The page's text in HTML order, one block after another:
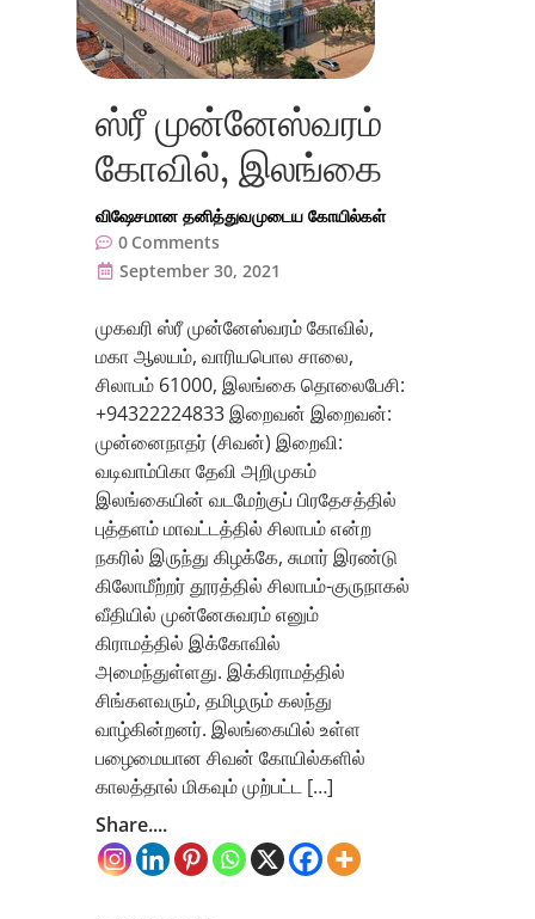
ஸ்ரீ முன்னேஸ்வரம்
கோவில், இலங்கை
விஷேசமான தனித்துவமுடைய கோயில்கள்
0 Comments
September 30, 2021
முகவரி ஸ்ரீ முன்னேஸ்வரம் கோவில்,
மகா ஆலயம், வாரியபொல சாலை,
சிலாபம் 61000, இலங்கை தொலைபேசி:
+94322224833 இறைவன் இறைவன்:
முன்னைநாதர் (சிவன்) இறைவி:
வடிவாம்பிகா தேவி அறிமுகம்
இலங்கையின் வடமேற்குப் பிரதேசத்தில்
புத்தளம் மாவட்டத்தில் சிலாபம் என்ற
நகரில் இருந்து கிழக்கே, சுமார் இரண்டு
கிலோமீற்றர் தூரத்தில் சிலாபம்-குருநாகல்
வீதியில் முன்னேசுவரம் எனும்
கிராமத்தில் இக்கோவில்
அமைந்துள்ளது. இக்கிராமத்தில்
சிங்களவரும், தமிழரும் கலந்து
வாழ்கின்றனர். இலங்கையில் உள்ள
பழைமையான சிவன் கோயில்களில்
காலத்தால் மிகவும் முற்பட்ட […]
Share....